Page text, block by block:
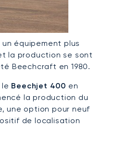
équipement plus
la production se sont
Beechcraft en 1980.
Beechjet 400 en
la production du
une option pour neuf
de localisation